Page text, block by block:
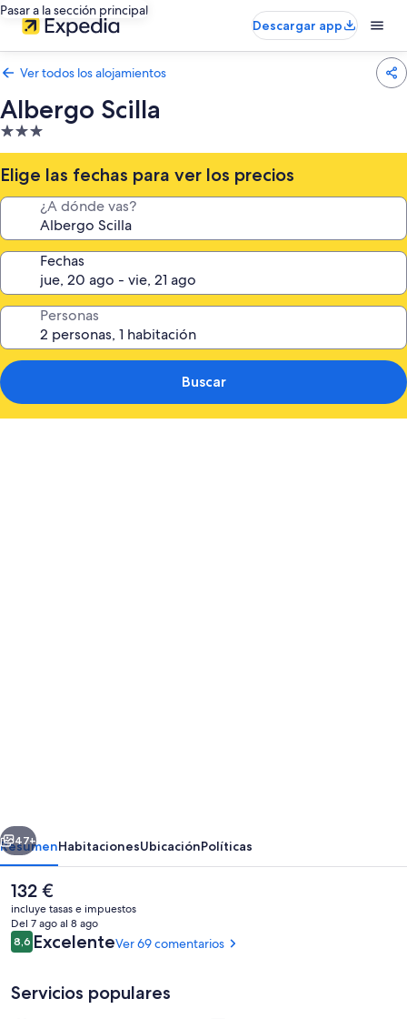
Pasar a la sección principal
Descargar app
Ver todos los alojamientos
Albergo Scilla
Alojamiento
de
3.0 estrellas
Elige las fechas para ver los precios
¿A dónde vas?
Fechas
Personas
Buscar
Siguiente
47+
ResumenHabitacionesUbicaciónPolíticas
El
precio
actual
es
de
132 €
incluye tasas e impuestos
Del 7 ago al 8 ago
Comentarios
8,68,6 de 10
ExcelenteVer 69 comentarios
Servicios populares